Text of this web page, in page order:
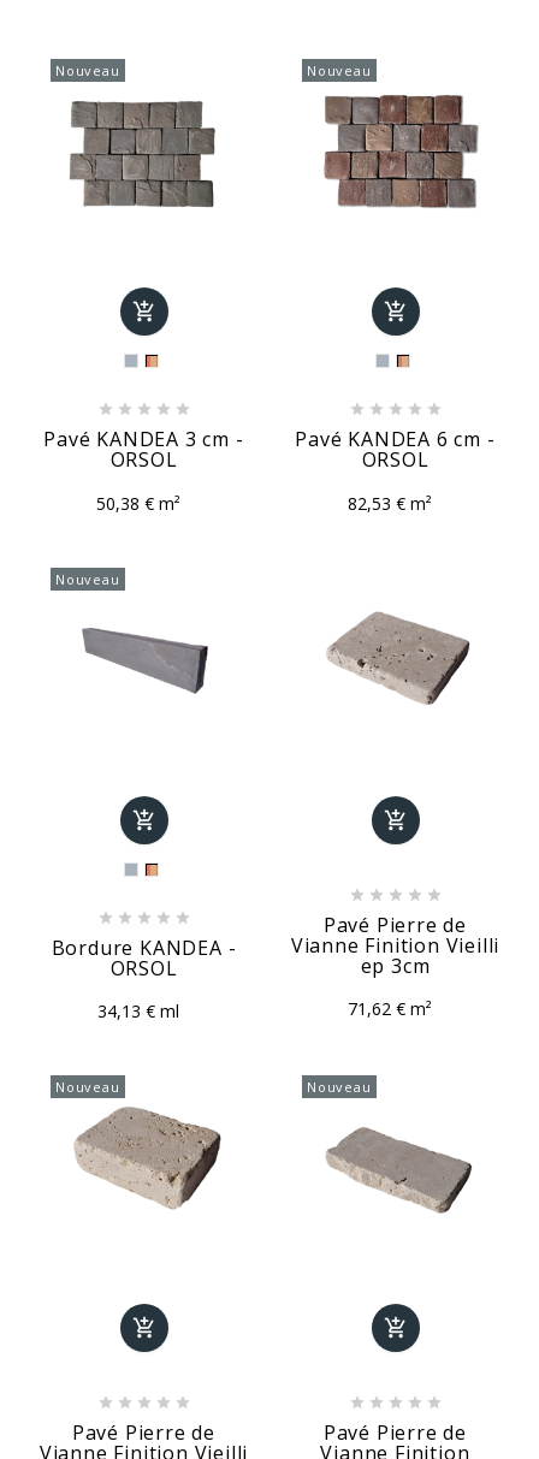
Nouveau

    
Pavé KANDEA 3 cm -
ORSOL
50,38 € m²
Nouveau

    
Pavé KANDEA 6 cm -
ORSOL
82,53 € m²
Nouveau

    
Bordure KANDEA -
ORSOL
34,13 € ml

    
Pavé Pierre de
Vianne Finition Vieilli
ep 3cm
71,62 € m²
Nouveau

    
Pavé Pierre de
Vianne Finition Vieilli
Nouveau

    
Pavé Pierre de
Vianne Finition